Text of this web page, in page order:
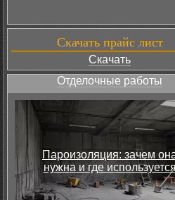
Скачать прайс лист
Скачать
Отделочные работы
Пароизоляция: зачем
нужна и где